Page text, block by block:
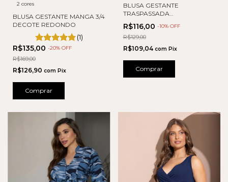
2 cores
BLUSA GESTANTE MANGA 3/4
DECOTE REDONDO
(1)
R$135,00 -20% OFF
R$169,00
R$126,90 com Pix
Comprar
BLUSA GESTANTE
TRASPASSADA
AMAMENTAÇÃO
R$116,00 -10% OFF
R$129,00
R$109,04 com Pix
Comprar